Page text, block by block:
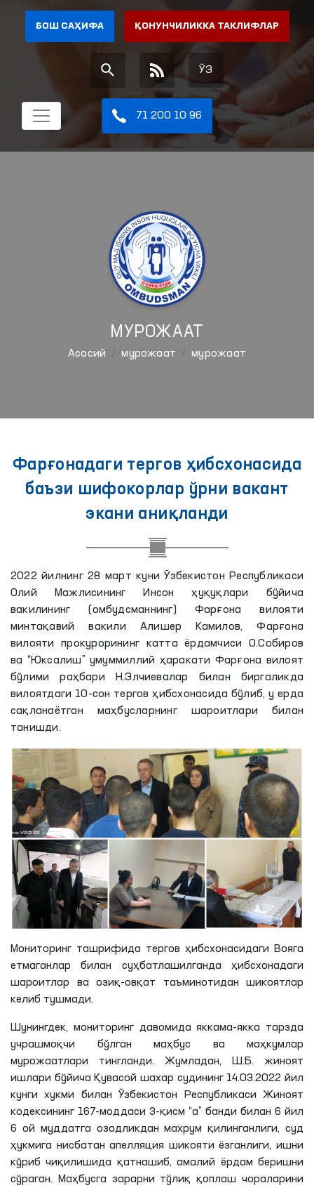
БОШ САҲИФА ҚОНУНЧИЛИККА ТАКЛИФЛАР
ЎЗ
71 200 10 96
МУРОЖААТ
Aсосий мурожаат мурожаат
Фарғонадаги тергов ҳибсхонасида
баъзи шифокорлар ўрни вакант
экани аниқланди
2022 йилнинг 28 март куни Ўзбекистон Республикаси
Олий Мажлисининг Инсон ҳуқуқлари бўйича
вакилининг (омбудсманнинг) Фарғона вилояти
минтақавий вакили Алишер Камилов, Фарғона
вилояти прокурорининг катта ёрдамчиси О.Собиров
ва “Юксалиш” умуммиллий ҳаракати Фарғона вилоят
бўлими раҳбари Н.Элчиевалар билан биргаликда
вилоятдаги 10-сон тергов ҳибсхонасида бўлиб, у ерда
сақланаётган маҳбусларнинг шароитлари билан
танишди.
Мониторинг ташрифида тергов ҳибсхонасидаги Вояга
етмаганлар билан суҳбатлашилганда ҳибсхонадаги
шароитлар ва озиқ-овқат таъминотидан шикоятлар
келиб тушмади.
Шунингдек, мониторинг давомидаяккама-якка тарзда
учрашмоқчи бўлган маҳбус ва маҳкумлар
мурожаатлари тингланди. Жумладан, Ш.Б. жиноят
ишлари бўйича Қувасой шахар судининг 14.03.2022 йил
кунги
хукми билан Ўзбекистон Республикаси Жиноят
кодексининг 167-моддаси 3-қисм “а” банди билан 6 йил
6 ой муддатга озодликданмахрум қилинганлиги, суд
ҳукмига нисбатан апелляция шикояти ёзганлиги, ишни
кўриб чиқилишида қатнашиб, амалий ёрдам беришни
сўраган. Маҳбусга зарарни тўлиқ қоплаш чораларини